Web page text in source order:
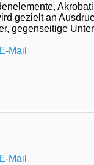
gezielt an
gegenseitige
Mail
Mail